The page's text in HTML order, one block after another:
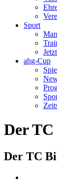
Sport
ahg-Cup
Der
Der TC